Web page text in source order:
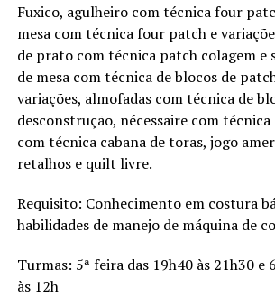
Fuxico, agulheiro com técnica four
mesa com técnica four patch e
de prato com técnica patch colagem e
de mesa com técnica de blocos de
variações, almofadas com técnica de
desconstrução, nécessaire com
com técnica cabana de toras, jogo
retalhos e quilt livre.
Requisito: Conhecimento em costura
habilidades de manejo de máquina de
Turmas: 5ª feira das 19h40 às 21h30 e
às 12h